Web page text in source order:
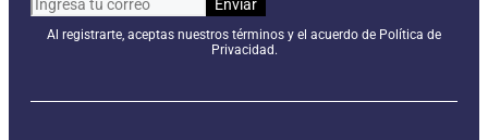
Al registrarte, aceptas nuestros términos y el acuerdo de Política de
Privacidad.